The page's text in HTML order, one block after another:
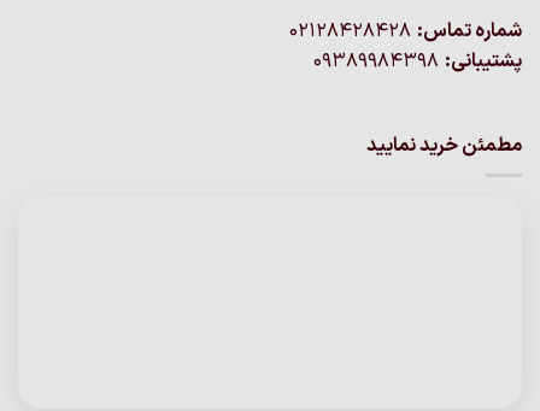
شماره تماس:
پشتیبانی:
مطمئن خرید نمایید